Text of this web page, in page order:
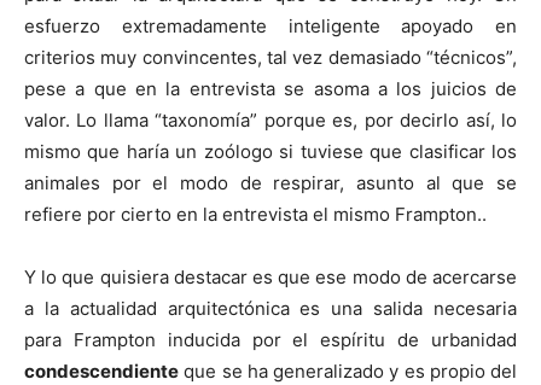
esfuerzo extremadamente inteligente apoyado en
criterios muy convincentes, tal vez demasiado “técnicos”,
pese a que en la entrevista se asoma a los juicios de
valor. Lo llama “taxonomía” porque es, por decirlo así, lo
mismo que haría un zoólogo si tuviese que clasificar los
animales por el modo de respirar, asunto al que se
refiere por cierto en la entrevista el mismo Frampton..
Y lo que quisiera destacar es que ese modo de acercarse
a la actualidad arquitectónica es una salida necesaria
para Frampton inducida por el espíritu de urbanidad
condescendiente que se ha generalizado y es propio del